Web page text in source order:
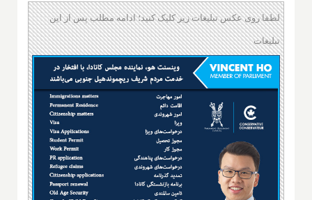
لطفا روی عکس تبلیغات زیر کلیک کنید؛ ادامه مطلب پس از این
تبلیغات